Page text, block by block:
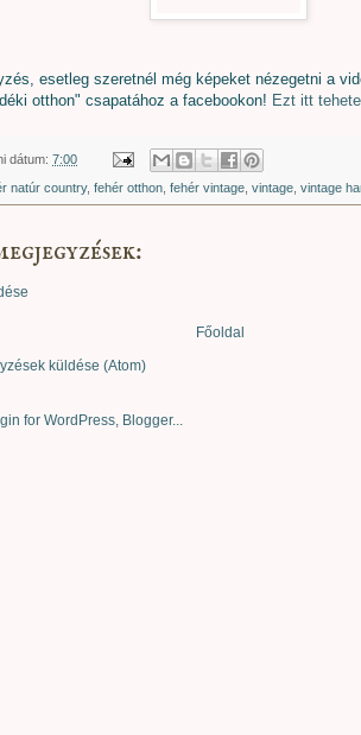
esetleg szeretnél még képeket nézegetni a
otthon" csapatához a facebookon! Ezt itt
dátum: 7:00
natúr country, fehér otthon fehér vintage vintage vintage
Főoldal
küldése (Atom)